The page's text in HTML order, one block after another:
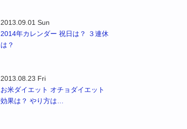
2013.09.01 Sun
2014年カレンダー 祝日は？ ３連休
は？
2013.08.23 Fri
お米ダイエット オチョダイエット
効果は？ やり方は…